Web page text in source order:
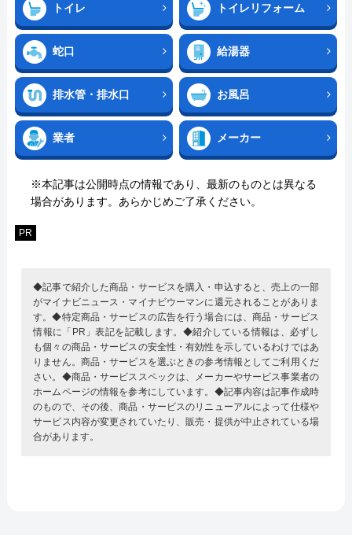
トイレ トイレリフォーム
蛇口 給湯器
排水管・排水口 お風呂
業者 メーカー
※本記事は公開時点の情報であり、最新のものとは異なる
場合があります。あらかじめご了承ください。
PR
◆記事で紹介した商品・サービスを購入・申込すると、売上の一部
がマイナビニュース・マイナビウーマンに還元されることがありま
す。◆特定商品・サービスの広告を行う場合には、商品・サービス
情報に「PR」表記を記載します。◆紹介している情報は、必ずし
も個々の商品・サービスの安全性・有効性を示しているわけではあ
りません。商品・サービスを選ぶときの参考情報としてご利用くだ
さい。◆商品・サービススペックは、メーカーやサービス事業者の
ホームページの情報を参考にしています。◆記事内容は記事作成時
のもので、その後、商品・サービスのリニューアルによって仕様や
サービス内容が変更されていたり、販売・提供が中止されている場
合があります。